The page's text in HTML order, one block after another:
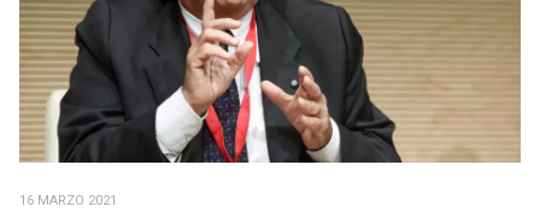
16 MARZO 2021